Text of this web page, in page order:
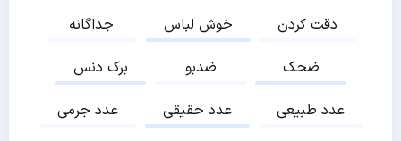
جداگانه
خوش لباس
دقت کردن
برک دنس
ضدبو
ضحک
عدد جرمی
عدد حقیقی
عدد طبیعی